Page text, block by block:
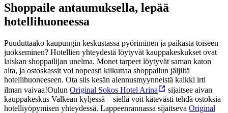
Shoppaile antaumuksella, lepää
hotellihuoneessa
Puuduttaako kaupungin keskustassa pyöriminen ja paikasta toiseen
juokseminen? Hotellien yhteydestä löytyvät kauppakeskukset ovat
laiskan shoppailijan unelma. Monet tarpeet löytyvät saman katon
alta, ja ostoskassit voi nopeasti kiikuttaa shoppailun jäljiltä
hotellihuoneeseen. Ota siis kesän alennusmyynneistä kaikki irti
ilman vaivaa!Oulun Original Sokos Hotel Arina
sijaitsee aivan
kauppakeskus Valkean kyljessä – siellä voit kätevästi tehdä ostoksia
hotelliyöpymisen yhteydessä. Lappeenrannassa sijaitseva Original